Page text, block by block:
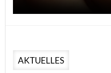
AKTUELLES